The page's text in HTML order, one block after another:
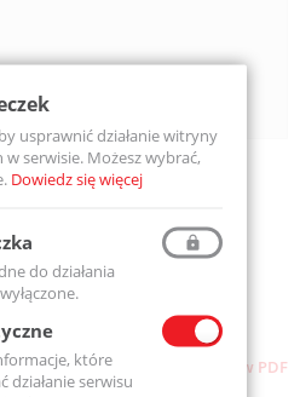
K75/K08
Pobierz stronę w PDF
usprawnić działanie witryny
serwisie. Możesz wybrać,
Dowiedz się więcej
do działania
które
działanie serwisu